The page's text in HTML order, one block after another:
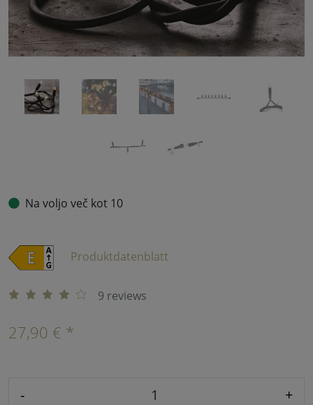
Na voljo več kot 10
Produktdatenblatt
9 reviews
27,90 € *
- +